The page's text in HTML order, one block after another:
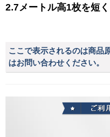
2.7メートル高1枚を短く
ここで表示されるのは商品
はお問い合わせください。